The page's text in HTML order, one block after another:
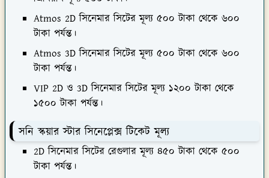
Atmos 2D সিনেমার সিটের মূল্য ৫০০ টাকা থেকে ৬০০
টাকা পর্যন্ত।
Atmos 3D সিনেমার সিটের মূল্য ৫০০ টাকা থেকে ৬০০
টাকা পর্যন্ত।
VIP 2D ও 3D সিনেমার সিটের মূল্য ১২০০ টাকা থেকে
১৫০০ টাকা পর্যন্ত।
সনি স্কয়ার স্টার সিনেপ্লেক্স টিকেট মূল্য
2D সিনেমার সিটের রেগুলার মূল্য ৪৫০ টাকা থেকে ৫০০
টাকা পর্যন্ত।